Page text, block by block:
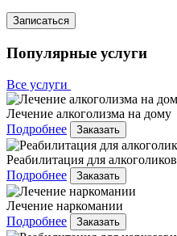
Записаться
Популярные услуги
Все услуги
Лечение алкоголизма на дому
Подробнее
Заказать
Реабилитация для алкоголиков
Подробнее
Заказать
Лечение наркомании
Подробнее
Заказать